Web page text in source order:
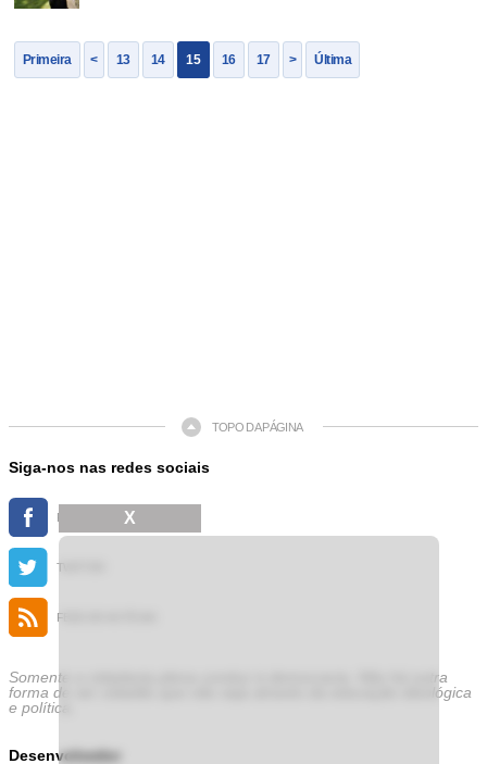
Primeira < 13 14 15 16 17 > Última
TOPO DA PÁGINA
Siga-nos nas redes sociais
FACEBOOK
TWITTER
FEED DE NOTÍCIAS
Somente a cidadania plena conduz à democracia. Não há outra
forma de ser cidadão que não seja através da educação ideológica
e política.
Desenvolvedor
X